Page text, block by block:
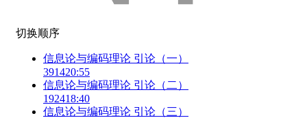
切换顺序
信息论与编码理论 引论（一）
391420:55
信息论与编码理论 引论（二）
192418:40
信息论与编码理论 引论（三）